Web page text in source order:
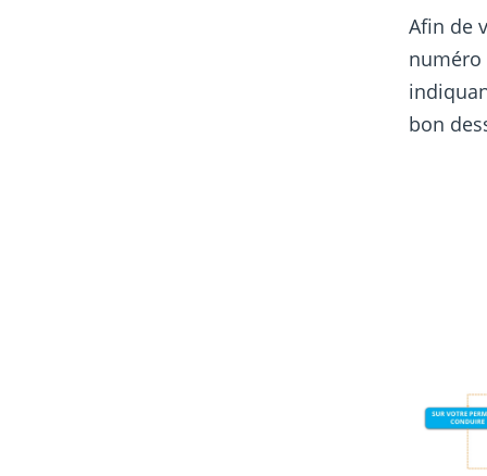
Afin de
numéro
bon